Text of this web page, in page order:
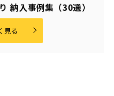
納入事例集（30選）
見る